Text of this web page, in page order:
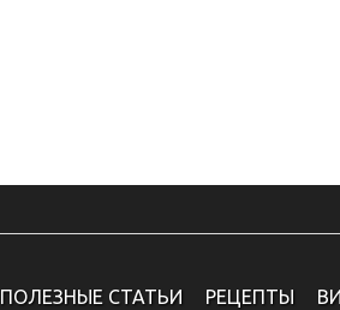
ПОЛЕЗНЫЕ СТАТЬИ РЕЦЕПТЫ